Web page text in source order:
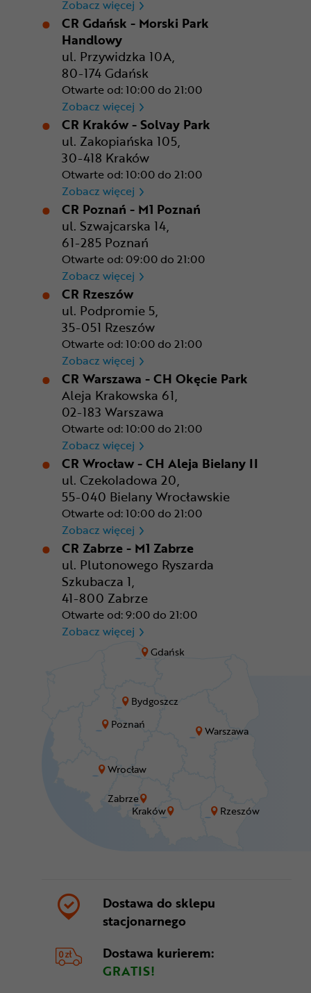
Bydgoszcz
Gdańsk
Kraków
Poznań
Rzeszów
Warszawa
Wrocław
Zabrze
Zobacz więcej CR Bydgoszcz - Comfy Park
CR Gdańsk - Morski Park
Handlowy
ul. Przywidzka 10A,
80-174 Gdańsk
Otwarte od: 10:00 do 21:00
Zobacz więcej CR Gdańsk - Morski Park
CR Kraków - Solvay Park
ul. Zakopiańska 105,
30-418 Kraków
Otwarte od: 10:00 do 21:00
Zobacz więcej CR Kraków - Solvay Park
CR Poznań - M1 Poznań
ul. Szwajcarska 14,
61-285 Poznań
Otwarte od: 09:00 do 21:00
Zobacz więcej CR Poznań - M1 Poznań
CR Rzeszów
ul. Podpromie 5,
35-051 Rzeszów
Otwarte od: 10:00 do 21:00
Zobacz więcej CR Rzeszów
CR Warszawa - CH Okęcie Park
Aleja Krakowska 61,
02-183 Warszawa
Otwarte od: 10:00 do 21:00
Zobacz więcej CR Warszawa - CH Okęcie
CR Wrocław - CH Aleja Bielany II
ul. Czekoladowa 20,
55-040 Bielany Wrocławskie
Otwarte od: 10:00 do 21:00
Zobacz więcej CR Wrocław - CH Aleja
CR Zabrze - M1 Zabrze
ul. Plutonowego Ryszarda
Szkubacza 1,
41-800 Zabrze
Otwarte od: 9:00 do 21:00
Zobacz więcej CR Zabrze - M1 Zabrze
Dostawa do sklepu
stacjonarnego
Dostawa kurierem:
GRATIS!